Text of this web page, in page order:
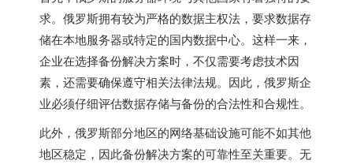
求。俄罗斯拥有较为严格的数据主权法，要求数据存
储在本地服务器或特定的国内数据中心。这样一来，
企业在选择备份解决方案时，不仅需要考虑技术因
素，还需要确保遵守相关法律法规。因此，俄罗斯企
业必须仔细评估数据存储与备份的合法性和合规性。
此外，俄罗斯部分地区的网络基础设施可能不如其他
地区稳定，因此备份解决方案的可靠性至关重要。无